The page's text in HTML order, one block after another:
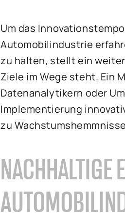
Um das
Automobilindustrie
zu halten, stellt ein
Ziele im Wege steht. Ein
Datenanalytikern oder
Implementierung
zu
NACHHALTIGE